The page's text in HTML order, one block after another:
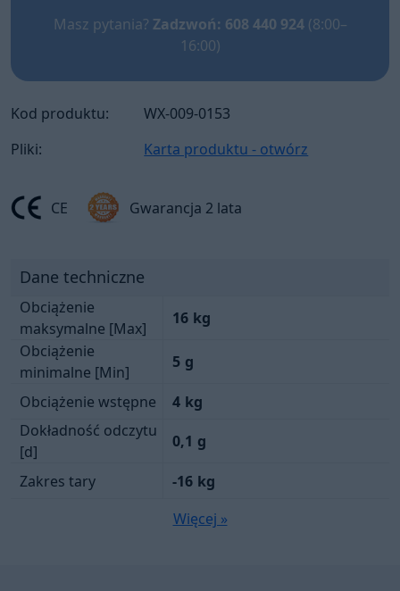
Masz pytania? Zadzwoń: 608 440 924(8:00–
16:00)
Kod produktu:
WX-009-0153
Pliki:
Karta produktu - otwórz
CE Gwarancja 2 lata
Dane techniczne
Obciążenie
maksymalne [Max]
16 kg
Obciążenie
minimalne [Min]
5 g
Obciążenie wstępne 4 kg
Dokładność odczytu
[d]
0,1 g
Zakres tary -16 kg
Więcej »